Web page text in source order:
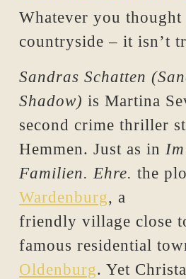
Whatever you thought
countryside – it isn’t
Sandras Schatten
Shadow) is Martina
second crime thriller
Hemmen. Just as in
Familien. Ehre. the
Wardenburg, a
friendly village close
famous residential
Oldenburg. Yet Christa